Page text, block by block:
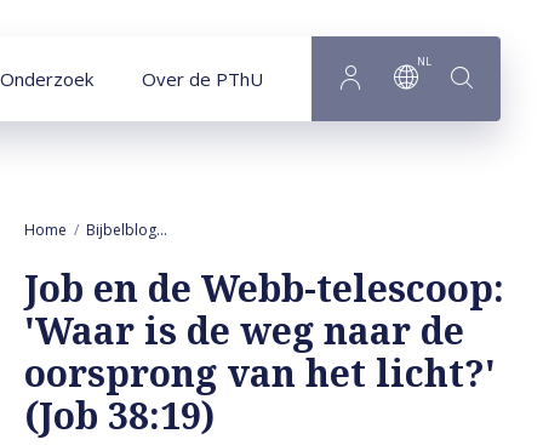
Onderzoek Over de PThU
NL
Home Bijbelblog
Job en de Webb-telescoop:
'Waar is de weg naar de
oorsprong van het licht?'
(Job 38:19)